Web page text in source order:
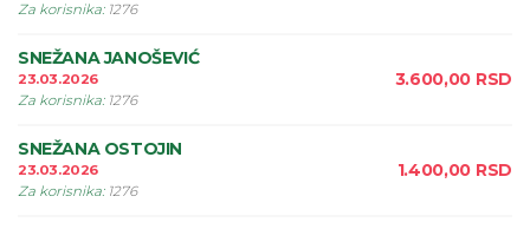
Za korisnika: 1276
SNEŽANA JANOŠEVIĆ
23.03.2026
Za korisnika: 1276
3.600,00 RSD
SNEŽANA OSTOJIN
23.03.2026
Za korisnika: 1276
1.400,00 RSD